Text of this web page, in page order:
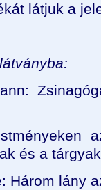
látjuk a
és a
Három lány